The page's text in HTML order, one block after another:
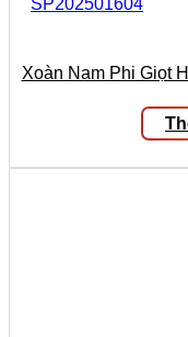
Xoàn Nam Phi Giọt